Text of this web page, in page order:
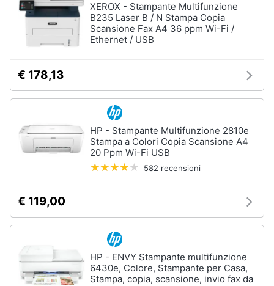
XEROX - Stampante Multifunzione
B235 Laser B / N Stampa Copia
Scansione Fax A4 36 ppm Wi-Fi /
Ethernet / USB
€ 178,13
HP - Stampante Multifunzione 2810e
Stampa a Colori Copia Scansione A4
20 Ppm Wi-Fi USB
582 recensioni
€ 119,00
HP - ENVY Stampante multifunzione
6430e, Colore, Stampante per Casa,
Stampa, copia, scansione, invio fax da